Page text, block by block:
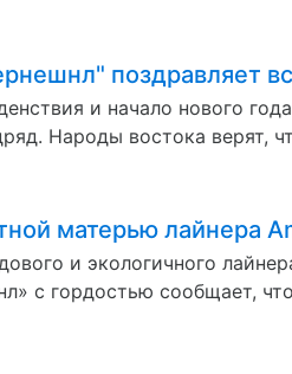
поздравляет
и начало нового
Народы востока верят,
матерью лайнера
и экологичного
с гордостью сообщает,